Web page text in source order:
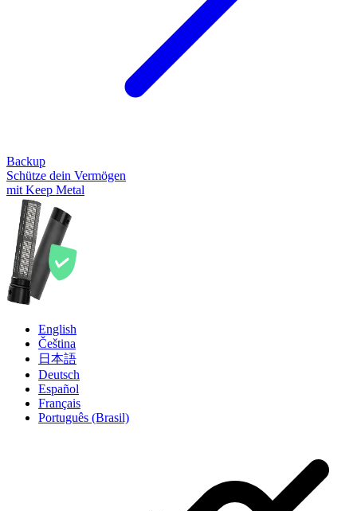
Backup
Schütze dein Vermögen
mit Keep Metal
English
Čeština
日本語
Deutsch
Español
Français
Português (Brasil)